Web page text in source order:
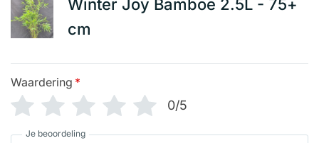
Winter Joy Bamboe 2.5L - 75+
cm
Waardering *
0/5
Je beoordeling